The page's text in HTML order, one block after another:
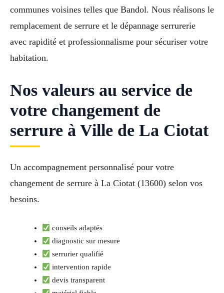
communes voisines telles que Bandol. Nous réalisons le
remplacement de serrure et le dépannage serrurerie
avec rapidité et professionnalisme pour sécuriser votre
habitation.
Nos valeurs au service de
votre changement de
serrure à Ville de La Ciotat
Un accompagnement personnalisé pour votre
changement de serrure à La Ciotat (13600) selon vos
besoins.
conseils adaptés
diagnostic sur mesure
serrurier qualifié
intervention rapide
devis transparent